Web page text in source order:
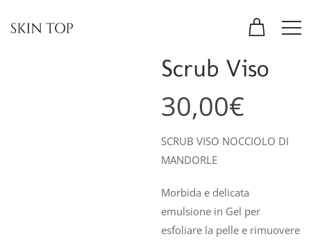
Scrub Viso
30,00€
SCRUB VISO NOCCIOLO DI
MANDORLE
Morbida e delicata
emulsione in Gel per
esfoliare la pelle e rimuovere